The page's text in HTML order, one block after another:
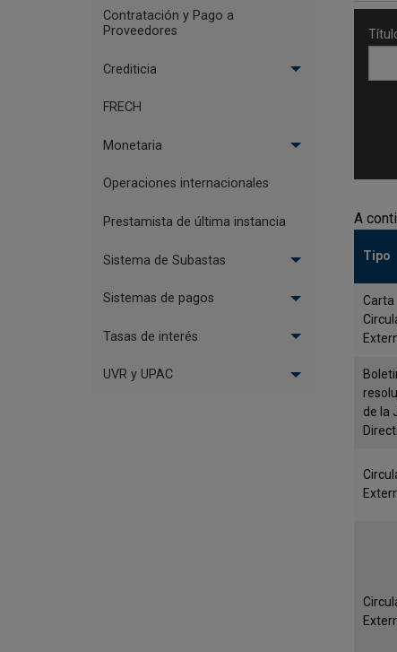
A
Tipo
Carta
de la
Contratación y Pago a
Proveedores
Crediticia
FRECH
Monetaria
Operaciones internacionales
Prestamista de última instancia
Sistema de Subastas
Sistemas de pagos
Tasas de interés
UVR y UPAC